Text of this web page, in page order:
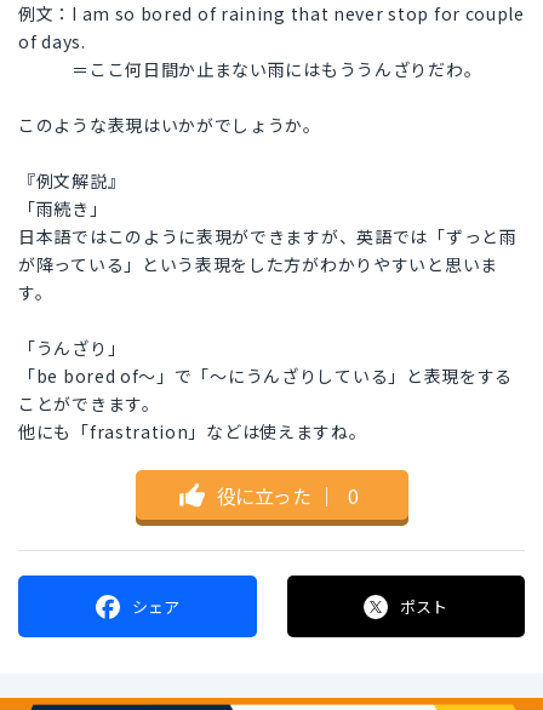
例文：I am so bored of raining that never stop for couple
of days.
＝ここ何日間か止まない雨にはもううんざりだわ。
このような表現はいかがでしょうか。
『例文解説』
「雨続き」
日本語ではこのように表現ができますが、英語では「ずっと雨
が降っている」という表現をした方がわかりやすいと思いま
す。
「うんざり」
「be bored of〜」で「〜にうんざりしている」と表現をする
ことができます。
他にも「frastration」などは使えますね。
役に立った ｜ 0
シェア ポスト